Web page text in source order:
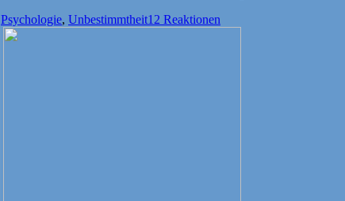
Psychologie, Unbestimmtheit12 Reaktionen